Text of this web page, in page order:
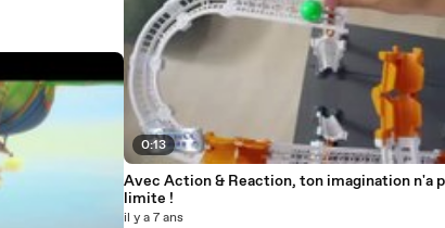
0:13
Avec Action & Reaction, ton imagination n'a
limite !
il y a 7 ans